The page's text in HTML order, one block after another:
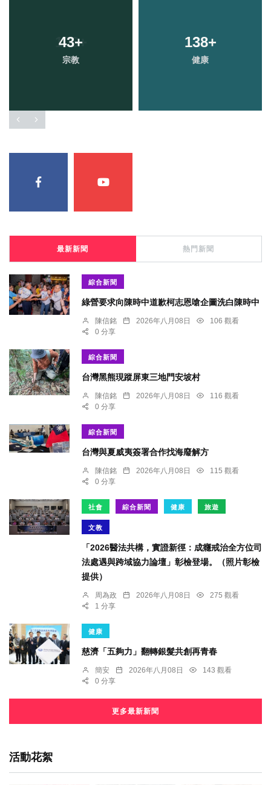
43+
宗教
138+
健康
最新新聞 熱門新聞
綜合新聞
綠營要求向陳時中道歉柯志恩嗆企圖洗白陳時中
陳信銘 2026年八月08日
106 觀看
0 分享
綜合新聞
台灣黑熊現蹤屏東三地門安坡村
陳信銘 2026年八月08日
116 觀看
0 分享
綜合新聞
台灣與夏威夷簽署合作找海廢解方
陳信銘 2026年八月08日
115 觀看
0 分享
社會 綜合新聞 健康 旅遊
文教
「2026醫法共構，實證新徑：成癮戒治全方位司
法處遇與跨域協力論壇」彰檢登場。（照片彰檢
提供）
周為政 2026年八月08日
275 觀看
1 分享
健康
慈濟「五夠力」翻轉銀髮共創再青春
簡安 2026年八月08日
143 觀看
0 分享
更多最新新聞
活動花絮